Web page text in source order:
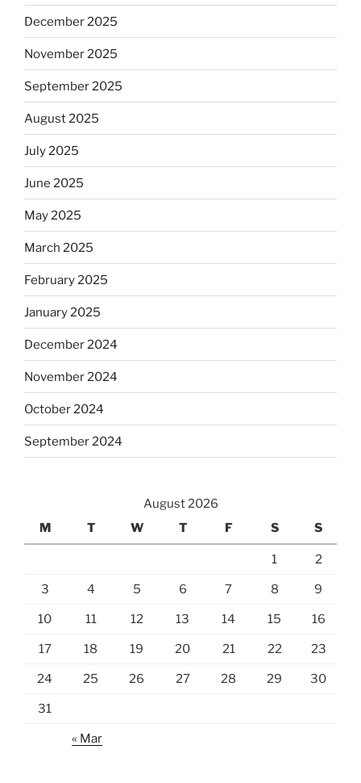
December 2025
November 2025
September 2025
August 2025
July 2025
June 2025
May 2025
March 2025
February 2025
January 2025
December 2024
November 2024
October 2024
September 2024
August 2026
M
T W T F S S
1 2
3 4 5 6 7 8 9
10 11 12 13 14 15 16
17 18 19 20 21 22 23
24 25 26 27 28 29 30
31
« Mar